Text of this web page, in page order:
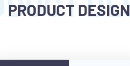
PRODUCT DESIGN